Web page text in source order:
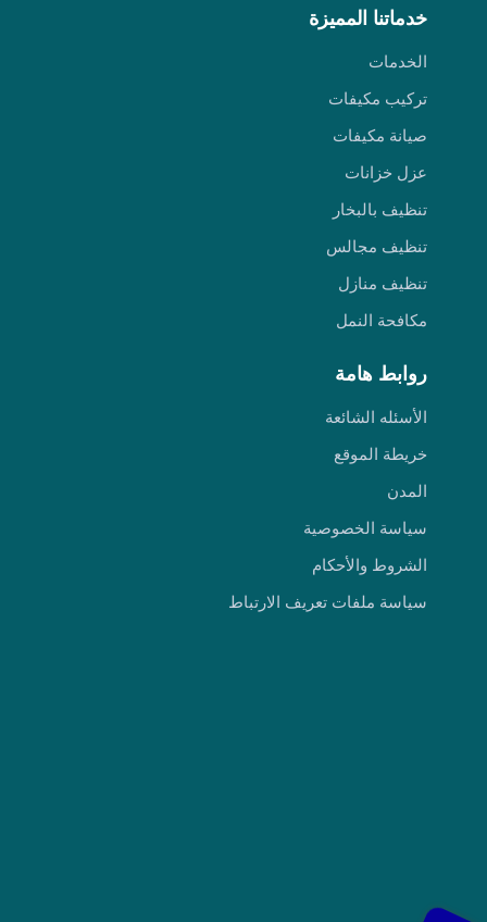
خدماتنا المميزة
الخدمات
تركيب مكيفات
صيانة مكيفات
عزل خزانات
تنظيف بالبخار
تنظيف مجالس
تنظيف منازل
مكافحة النمل
روابط هامة
الأسئله الشائعة
خريطة الموقع
المدن
سياسة الخصوصية
الشروط والأحكام
سياسة ملفات تعريف الارتباط